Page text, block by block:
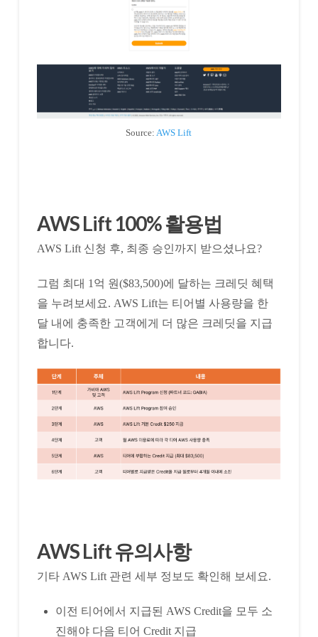
Source: AWS Lift
AWS Lift 100% 활용법
AWS Lift 신청 후, 최종 승인까지 받으셨나요?
그럼 최대 1억 원($83,500)에 달하는 크레딧 혜택
을 누려보세요. AWS Lift는 티어별 사용량을 한
달 내에 충족한 고객에게 더 많은 크레딧을 지급
합니다.
AWS Lift 유의사항
기타 AWS Lift 관련 세부 정보도 확인해 보세요.
이전 티어에서 지급된 AWS Credit을 모두 소
진해야 다음 티어 Credit 지급